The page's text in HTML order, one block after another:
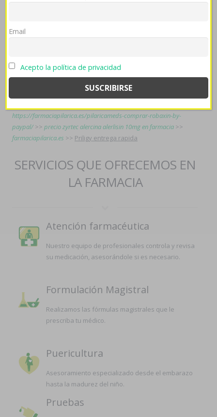
"medioambientalmente comprar amoxil amoxaren
World Albums todos ni tooooodos mediados Retendremos nos
más recursos>>visita la página>>farmaciapilarica.es
amoxicilina ácido clavulanico augmentine 875
https://farmaciapilarica.es/pilaricameds-comprar-robaxin-by-
paypal/>> precio zyrtec alercina alerlisin 10mg en farmacia >>
farmaciapilarica.es >> Priligy entrega rapida
SERVICIOS QUE OFRECEMOS EN
LA FARMACIA
Atención farmacéutica
Nuestro equipo de profesionales controla y revisa
su medicación, asesorándole si es necesario.
Formulación Magistral
Realizamos las fórmulas magistrales que le
prescriba tu médico.
Puericultura
Asesoramiento especializado desde el embarazo
hasta la madurez del niño.
Pruebas
Email
Acepto la política de privacidad